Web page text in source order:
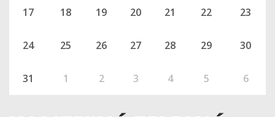
17 18 19 20 21 22 23
24 25 26 27 28 29 30
31 1 2 3 4 5 6